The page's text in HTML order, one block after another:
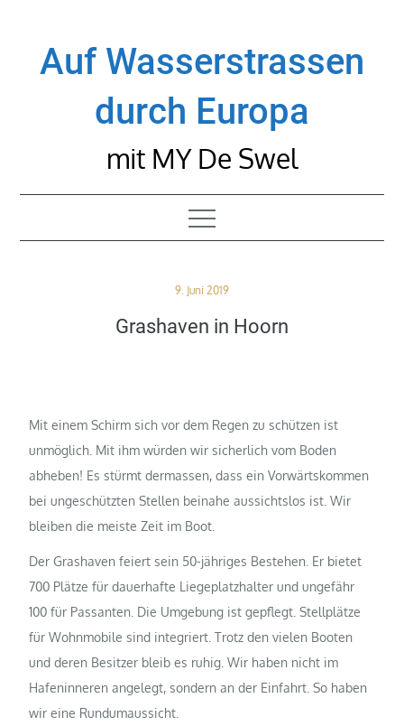
contentAuf Wasserstrassen
durch Europa
mit MY De Swel
Posted
9. Juni 2019
Grashaven in Hoorn
Mit einem Schirm sich vor dem Regen zu schützen ist
unmöglich. Mit ihm würden wir sicherlich vom Boden
abheben! Es stürmt dermassen, dass ein Vorwärtskommen
bei ungeschützten Stellen beinahe aussichtslos ist. Wir
bleiben die meiste Zeit im Boot.
Der Grashaven feiert sein 50-jähriges Bestehen. Er bietet
700 Plätze für dauerhafte Liegeplatzhalter und ungefähr
100 für Passanten. Die Umgebung ist gepflegt. Stellplätze
für Wohnmobile sind integriert. Trotz den vielen Booten
und deren Besitzer bleib es ruhig. Wir haben nicht im
Hafeninneren angelegt, sondern an der Einfahrt. So haben
wir eine Rundumaussicht.